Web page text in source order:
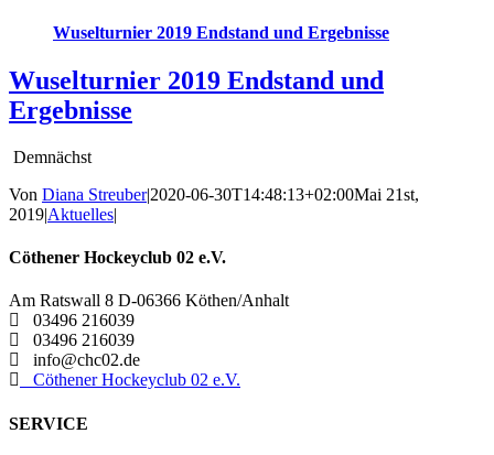
Wuselturnier 2019 Endstand und Ergebnisse
Wuselturnier 2019 Endstand und
Ergebnisse
Demnächst
Von Diana Streuber|2020-06-30T14:48:13+02:00Mai 21st,
2019|Aktuelles|
Cöthener Hockeyclub 02 e.V.
Am Ratswall 8 D-06366 Köthen/Anhalt

03496 216039

03496 216039

info@chc02.de

Cöthener Hockeyclub 02 e.V.
SERVICE